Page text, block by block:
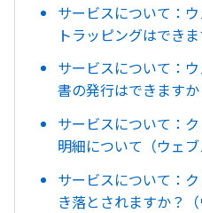
サービスについて：
トラッピングはでき
サービスについて：
書の発行はできますか
サービスについて：
明細について（ウェブ
サービスについて：
き落とされますか？（